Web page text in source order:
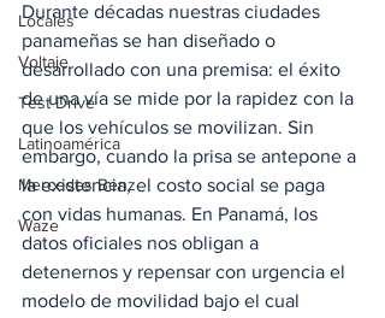
Locales
Voltaje
Test Drive
Latinoamérica
Mercedes Benz
Waze
Durante décadas nuestras ciudades
panameñas se han diseñado o
desarrollado con una premisa: el éxito
de una vía se mide por la rapidez con la
que los vehículos se movilizan. Sin
embargo, cuando la prisa se antepone a
la existencia, el costo social se paga
con vidas humanas. En Panamá, los
datos oficiales nos obligan a
detenernos y repensar con urgencia el
modelo de movilidad bajo el cual